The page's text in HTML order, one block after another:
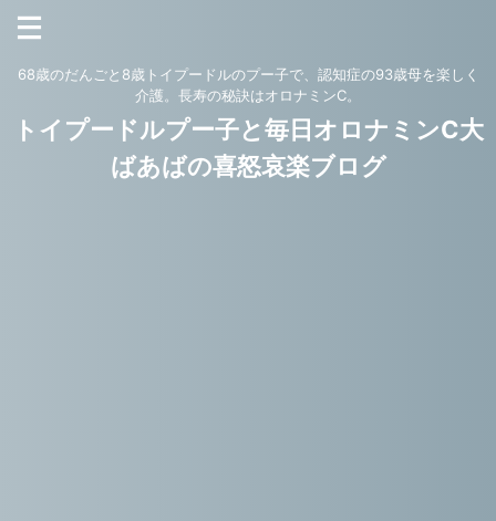
68歳のだんごと8歳トイプードルのプー子で、認知症の93歳母を楽しく
介護。長寿の秘訣はオロナミンC。
トイプードルプー子と毎日オロナミンC大
ばあばの喜怒哀楽ブログ